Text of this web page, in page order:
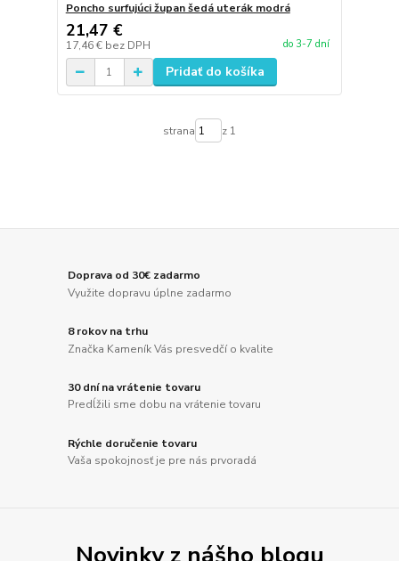
Poncho surfujúci župan šedá uterák modrá
21,47 €
17,46 € bez DPH do 3-7 dní
Pridať do košíka
strana z 1
Doprava od 30€ zadarmo
Využite dopravu úplne zadarmo
8 rokov na trhu
Značka Kameník Vás presvedčí o kvalite
30 dní na vrátenie tovaru
Predĺžili sme dobu na vrátenie tovaru
Rýchle doručenie tovaru
Vaša spokojnosť je pre nás prvoradá